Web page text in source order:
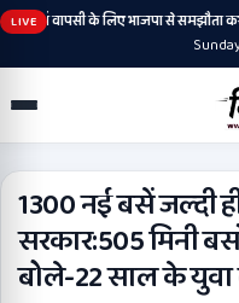
LIVEवापसी के लिए भाजपा से समझौता करने की
1300 नई बसें जल्दी
सरकार:505 मिनी
बोले-22 साल के युवा